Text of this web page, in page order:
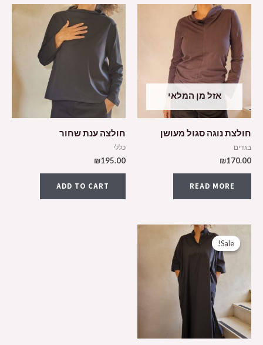
אזל מן המלאי
חולצת נוגה סגול מעושן
בגדים
₪170.00
READ MORE
חולצה ענת שחור
כללי
₪195.00
ADD TO CART
Sale!
Sale!